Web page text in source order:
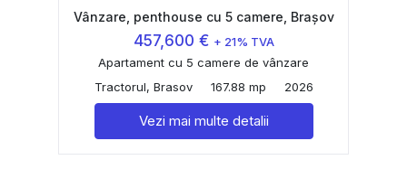
Vânzare, penthouse cu 5 camere, Brașov
457,600 € + 21% TVA
Apartament cu 5 camere de vânzare
Tractorul, Brasov
167.88 mp 2026
Vezi mai multe detalii